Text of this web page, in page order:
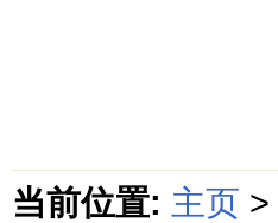
当前位置: 主页 >